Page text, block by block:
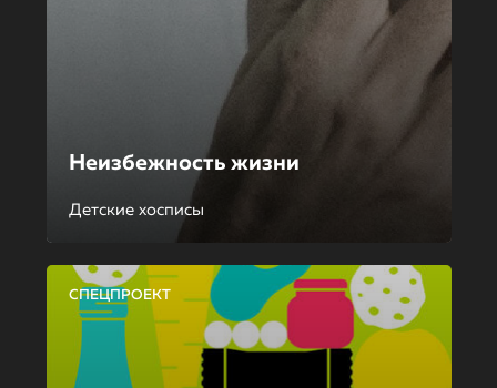
Неизбежность жизни
Детские хосписы
СПЕЦПРОЕКТ